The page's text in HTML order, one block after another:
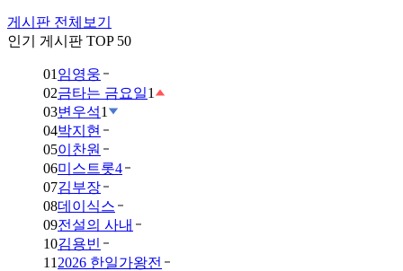
게시판 전체보기
인기 게시판 TOP 50
01 임영웅
02금타는 금요일1
03변우석1
04박지현
05이찬원
06미스트롯4
07김부장
08데이식스
09전설의 사내
10김용빈
11 2026 한일가왕전